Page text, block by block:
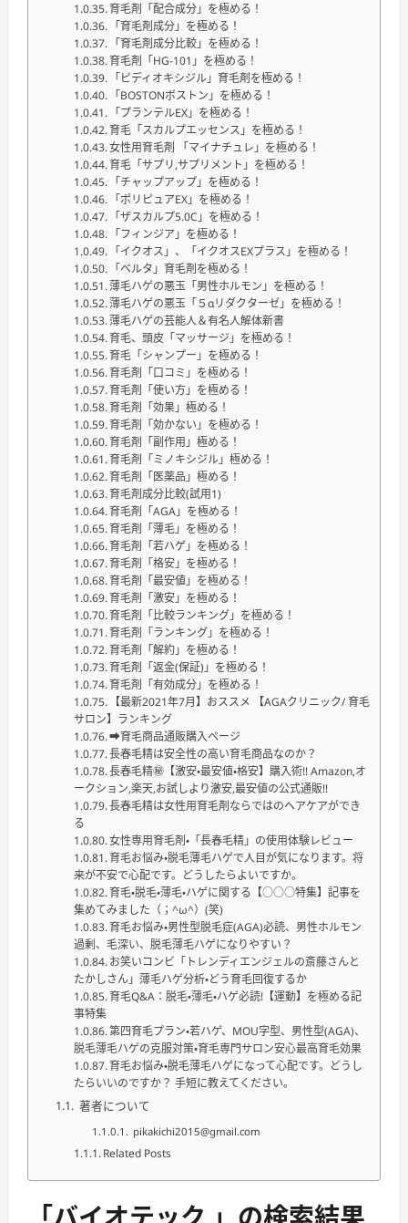
育毛剤「配合成分」を極める！
「育毛剤成分」を極める！
「育毛剤成分比較」を極める！
育毛剤「HG-101」を極める！
「ピディオキシジル」育毛剤を極める！
「BOSTONボストン」を極める！
「プランテルEX」を極める！
育毛「スカルプエッセンス」を極める！
女性用育毛剤 「マイナチュレ」を極める！
育毛「サプリ,サプリメント」を極める！
「チャップアップ」を極める！
「ポリピュアEX」を極める！
「ザスカルプ5.0C」を極める！
「フィンジア」を極める！
「イクオス」、「イクオスEXプラス」を極める！
「ベルタ」育毛剤を極める！
薄毛ハゲの悪玉「男性ホルモン」を極める！
薄毛ハゲの悪玉「５αリダクターゼ」を極める！
薄毛ハゲの芸能人＆有名人解体新書
育毛、頭皮「マッサージ」を極める！
育毛「シャンプー」を極める！
育毛剤「口コミ」を極める！
育毛剤「使い方」を極める！
育毛剤「効果」極める！
育毛剤「効かない」を極める！
育毛剤「副作用」極める！
育毛剤「ミノキシジル」極める！
育毛剤「医薬品」極める！
育毛剤成分比較(試用1)
育毛剤「AGA」を極める！
育毛剤「薄毛」を極める！
育毛剤「若ハゲ」を極める！
育毛剤「格安」を極める！
育毛剤「最安値」を極める！
育毛剤「激安」を極める！
育毛剤「比較ランキング」を極める！
育毛剤「ランキング」を極める！
育毛剤「解約」を極める！
育毛剤「返金(保証)」を極める！
育毛剤「有効成分」を極める！
【最新2021年7月】おススメ 【AGAクリニック/ 育毛
サロン】ランキング
➡育毛商品通販購入ページ
長春毛精は安全性の高い育毛商品なのか？
長春毛精㊙【激安・最安値・格安】購入術!! Amazon,オ
ークション,楽天,お試しより激安,最安値の公式通販!!
長春毛精は女性用育毛剤ならではのヘアケアができ
る
女性専用育毛剤・「長春毛精」の使用体験レビュー
育毛お悩み・脱毛薄毛ハゲで人目が気になります。将
来が不安で心配です。どうしたらよいですか。
育毛・脱毛・薄毛・ハゲに関する【○○○特集】記事を
集めてみました（；^ω^）(笑)
育毛お悩み・男性型脱毛症(AGA)必読、男性ホルモン
過剰、毛深い、脱毛薄毛ハゲになりやすい？
お笑いコンビ「トレンディエンジェルの斎藤さんと
たかしさん」薄毛ハゲ分析・どう育毛回復するか
育毛Q&A：脱毛・薄毛・ハゲ必読!【運動】を極める記
事特集
第四育毛プラン・若ハゲ、MOU字型、男性型(AGA)、
脱毛薄毛ハゲの克服対策・育毛専門サロン安心最高育毛効果
育毛お悩み・脱毛薄毛ハゲになって心配です。どうし
たらいいのですか？ 手短に教えてください。
著者について
pikakichi2015@gmail.com
Related Posts